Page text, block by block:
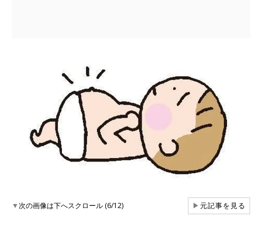
▼次の画像は下へスクロール (6/12) ▶元記事を見る